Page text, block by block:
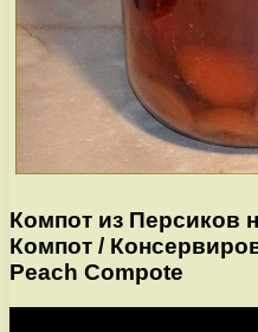
Компот из Персиков
Компот /
Peach Compote